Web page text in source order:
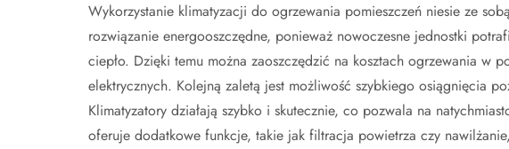
Wykorzystanie klimatyzacji do ogrzewania pomieszczeń niesie ze
rozwiązanie energooszczędne, ponieważ nowoczesne jednostki
ciepło. Dzięki temu można zaoszczędzić na kosztach ogrzewania w
elektrycznych. Kolejną zaletą jest możliwość szybkiego osiągnięcia
Klimatyzatory działają szybko i skutecznie, co pozwala na
oferuje dodatkowe funkcje, takie jak filtracja powietrza czy